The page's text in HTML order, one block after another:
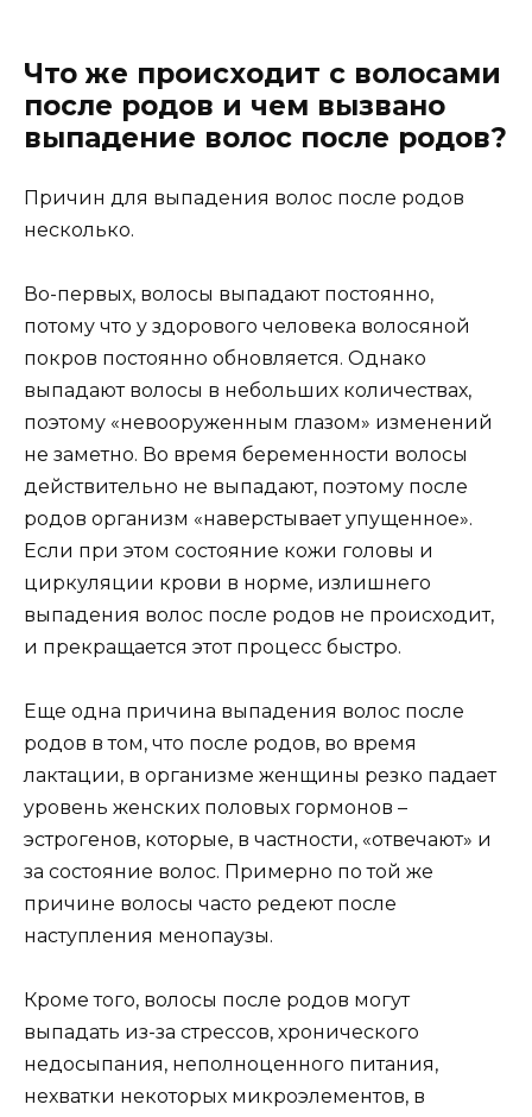
Что же происходит с волосами
после родов и чем вызвано
выпадение волос после родов?
Причин для выпадения волос после родов
несколько.
Во-первых, волосы выпадают постоянно,
потому что у здорового человека волосяной
покров постоянно обновляется. Однако
выпадают волосы в небольших количествах,
поэтому «невооруженным глазом» изменений
не заметно. Во время беременности волосы
действительно не выпадают, поэтому после
родов организм «наверстывает упущенное».
Если при этом состояние кожи головы и
циркуляции крови в норме, излишнего
выпадения волос после родов не происходит,
и прекращается этот процесс быстро.
Еще одна причина выпадения волос после
родов в том, что после родов, во время
лактации, в организме женщины резко падает
уровень женских половых гормонов –
эстрогенов, которые, в частности, «отвечают» и
за состояние волос. Примерно по той же
причине волосы часто редеют после
наступления менопаузы.
Кроме того, волосы после родов могут
выпадать из-за стрессов, хронического
недосыпания, неполноценного питания,
нехватки некоторых микроэлементов, в